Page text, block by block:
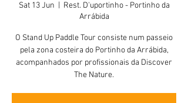
Sat 13 Jun
Rest. D'uportinho - Portinho da
Arrábida
O Stand Up Paddle Tour consiste num passeio
pela zona costeira do Portinho da Arrábida,
acompanhados por profissionais da Discover
The Nature.